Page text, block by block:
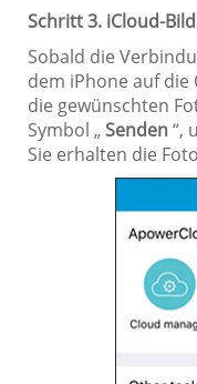
Schritt 3. iCloud-
Sobald die
dem iPhone auf die
die gewünschten
Symbol „Senden“,
Sie erhalten die